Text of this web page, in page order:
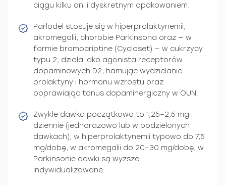
ciągu kilku dni i dyskretnym opakowaniem.
Parlodel stosuje się w hiperprolaktynemii,
akromegalii, chorobie Parkinsona oraz — w
formie bromocriptine (Cycloset) — w cukrzycy
typu 2; działa jako agonista receptorów
dopaminowych D2, hamując wydzielanie
prolaktyny i hormonu wzrostu oraz
poprawiając tonus dopaminergiczny w OUN.
Zwykle dawka początkowa to 1,25–2,5 mg
dziennie (jednorazowo lub w podzielonych
dawkach); w hiperprolaktynemii typowo do 7,5
mg/dobę, w akromegalii do 20–30 mg/dobę, w
Parkinsonie dawki są wyższe i
indywidualizowane.